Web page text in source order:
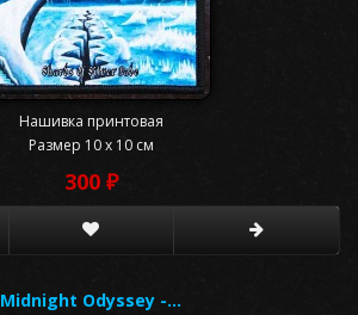
Нашивка принтовая
Размер 10 x 10 см
300 ₽
Midnight Odyssey -…